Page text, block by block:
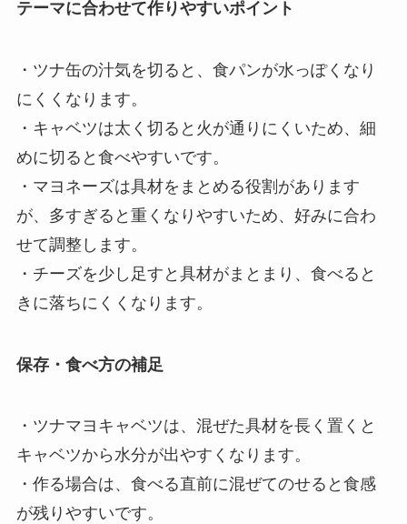
テーマに合わせて作りやすいポイント
・ツナ缶の汁気を切ると、食パンが水っぽくなり
にくくなります。
・キャベツは太く切ると火が通りにくいため、細
めに切ると食べやすいです。
・マヨネーズは具材をまとめる役割があります
が、多すぎると重くなりやすいため、好みに合わ
せて調整します。
・チーズを少し足すと具材がまとまり、食べると
きに落ちにくくなります。
保存・食べ方の補足
・ツナマヨキャベツは、混ぜた具材を長く置くと
キャベツから水分が出やすくなります。
・作る場合は、食べる直前に混ぜてのせると食感
が残りやすいです。